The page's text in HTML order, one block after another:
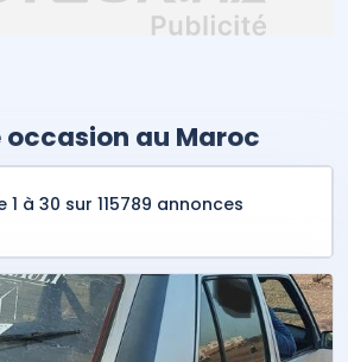
au Maroc
à 30 sur 115789 annonces